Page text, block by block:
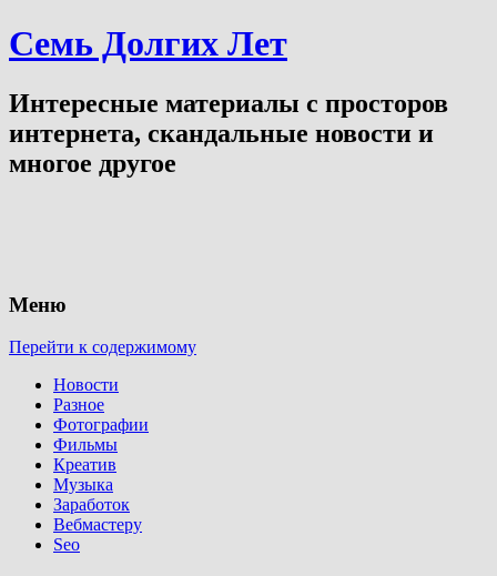
Семь Долгих Лет
Интересные материалы с просторов
интернета, скандальные новости и
многое другое
Меню
Перейти к содержимому
Новости
Разное
Фотографии
Фильмы
Креатив
Музыка
Заработок
Вебмастеру
Seo